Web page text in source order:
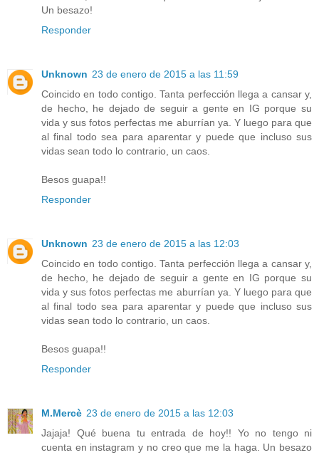
Un besazo!
Responder
Unknown 23 de enero de 2015 a las 11:59
Coincido en todo contigo. Tanta perfección llega a cansar y,
de hecho, he dejado de seguir a gente en IG porque su
vida y sus fotos perfectas me aburrían ya. Y luego para que
al final todo sea para aparentar y puede que incluso sus
vidas sean todo lo contrario, un caos.
Besos guapa!!
Responder
Unknown 23 de enero de 2015 a las 12:03
Coincido en todo contigo. Tanta perfección llega a cansar y,
de hecho, he dejado de seguir a gente en IG porque su
vida y sus fotos perfectas me aburrían ya. Y luego para que
al final todo sea para aparentar y puede que incluso sus
vidas sean todo lo contrario, un caos.
Besos guapa!!
Responder
M.Mercè 23 de enero de 2015 a las 12:03
Jajaja! Qué buena tu entrada de hoy!! Yo no tengo ni
cuenta en instagram y no creo que me la haga. Un besazo